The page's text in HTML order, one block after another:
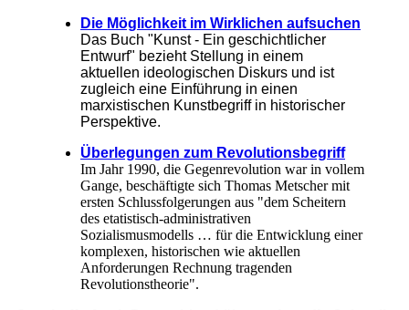
Die Möglichkeit im Wirklichen aufsuchen
Das Buch "Kunst - Ein geschichtlicher
Entwurf" bezieht Stellung in einem
aktuellen ideologischen Diskurs und ist
zugleich eine Einführung in einen
marxistischen Kunstbegriff in historischer
Perspektive.
Überlegungen zum Revolutionsbegriff
Im Jahr 1990, die Gegenrevolution war in vollem
Gange, beschäftigte sich Thomas Metscher mit
ersten Schlussfolgerungen aus "dem Scheitern
des etatistisch-administrativen
Sozialismusmodells … für die Entwicklung einer
komplexen, historischen wie aktuellen
Anforderungen Rechnung tragenden
Revolutionstheorie".